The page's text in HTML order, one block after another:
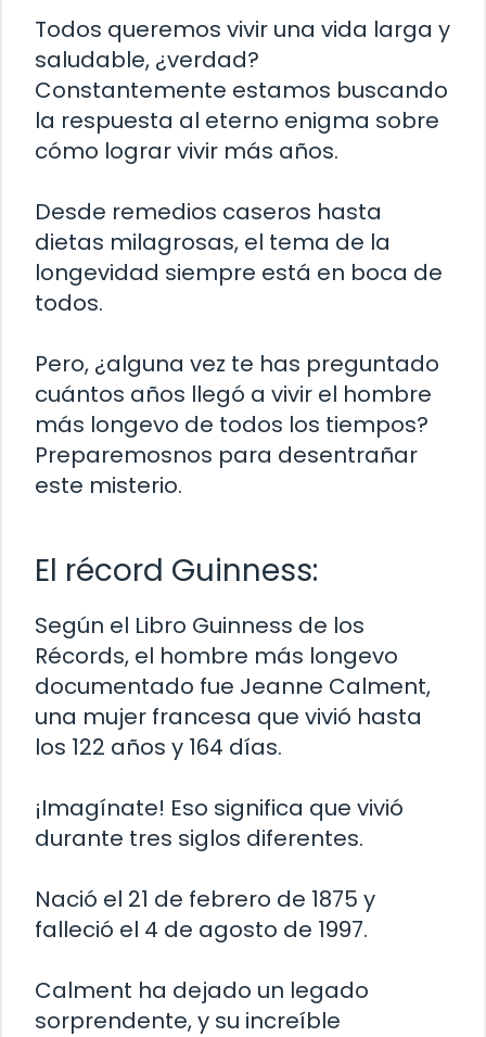
Todos queremos vivir una vida larga y
saludable, ¿verdad?
Constantemente estamos buscando
la respuesta al eterno enigma sobre
cómo lograr vivir más años.
Desde remedios caseros hasta
dietas milagrosas, el tema de la
longevidad siempre está en boca de
todos.
Pero, ¿alguna vez te has preguntado
cuántos años llegó a vivir el hombre
más longevo de todos los tiempos?
Preparemosnos para desentrañar
este misterio.
El récord Guinness:
Según el Libro Guinness de los
Récords, el hombre más longevo
documentado fue Jeanne Calment,
una mujer francesa que vivió hasta
los 122 años y 164 días.
¡Imagínate! Eso significa que vivió
durante tres siglos diferentes.
Nació el 21 de febrero de 1875 y
falleció el 4 de agosto de 1997.
Calment ha dejado un legado
sorprendente, y su increíble